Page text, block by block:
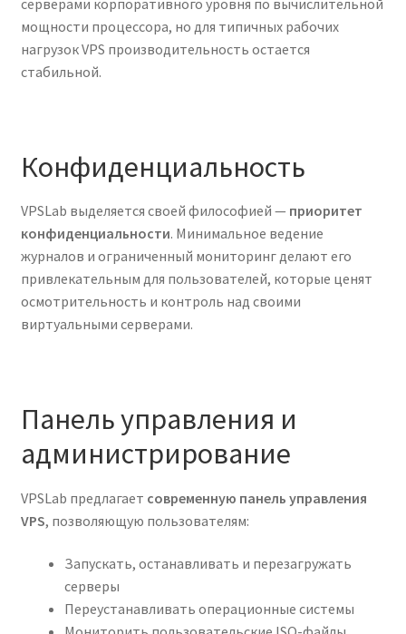
мощности процессора, но для типичных рабочих
нагрузок VPS производительность остается
стабильной.
Конфиденциальность
VPSLab выделяется своей философией — приоритет
конфиденциальности. Минимальное ведение
журналов и ограниченный мониторинг делают его
привлекательным для пользователей, которые ценят
осмотрительность и контроль над своими
виртуальными серверами.
Панель управления и
администрирование
VPSLab предлагает современную панель управления
VPS, позволяющую пользователям:
Запускать, останавливать и перезагружать
серверы
Переустанавливать операционные системы